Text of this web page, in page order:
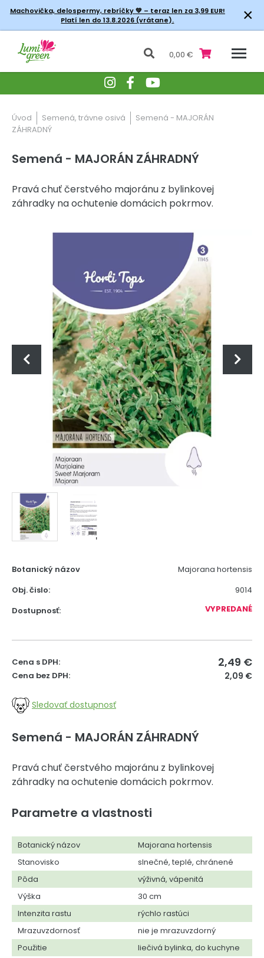
Machovička, delospermy, rebríčky💚 – teraz len za 3,99 EUR!
Platí len do 13.8.2026 (vrátane).
×
0,00 €
Úvod Semená, trávne osivá
Semená - MAJORÁN
ZÁHRADNÝ
Semená - MAJORÁN ZÁHRADNÝ
Pravá chuť čerstvého majoránu z bylinkovej
záhradky na ochutenie domácich pokrmov.
Botanický názov
Majorana hortensis
Obj. čislo:
9014
Dostupnosť:
VYPREDANÉ
Cena s DPH: 2,49 €
Cena bez DPH: 2,09 €
Sledovať dostupnosť
Semená - MAJORÁN ZÁHRADNÝ
Pravá chuť čerstvého majoránu z bylinkovej
záhradky na ochutenie domácich pokrmov.
Parametre a vlastnosti
Botanický názov
Majorana hortensis
Stanovisko
slnečné, teplé, chránené
Pôda
výživná, vápenitá
Výška
30 cm
Intenzita rastu
rýchlo rastúci
Mrazuvzdornosť
nie je mrazuvzdorný
Použitie
liečivá bylinka, do kuchyne